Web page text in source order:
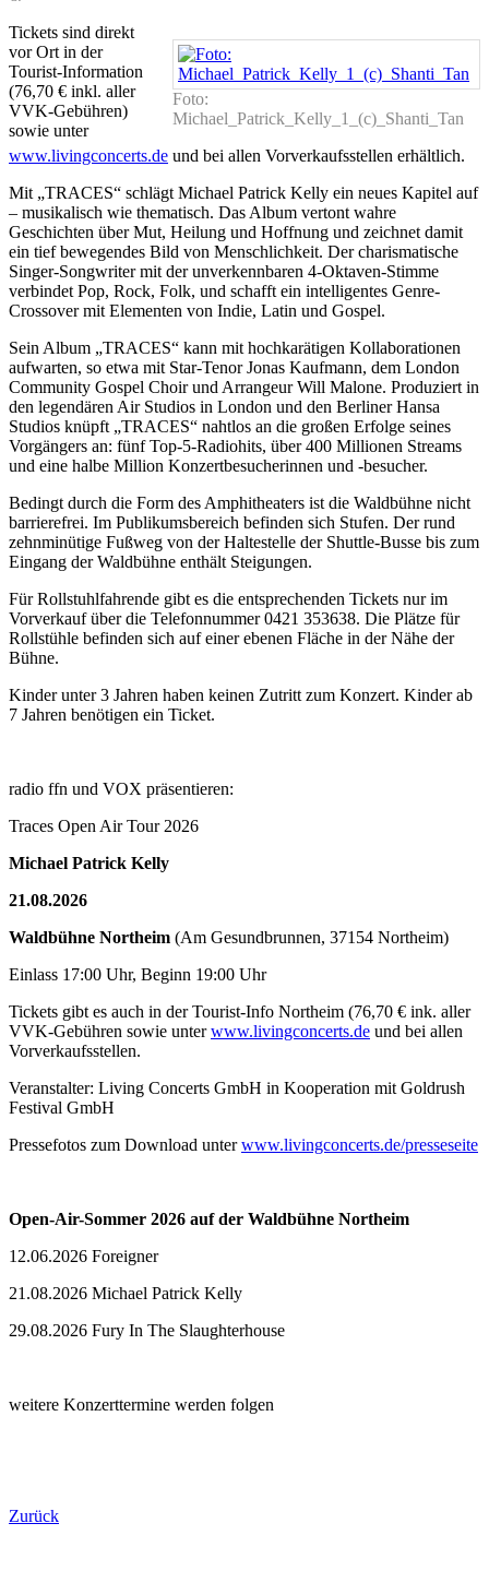
Foto:
Michael_Patrick_Kelly_1_(c)_Shanti_Tan
Tickets sind direkt
vor Ort in der
Tourist-Information
(76,70 € inkl. aller
VVK-Gebühren)
sowie unter
www.livingconcerts.de und bei allen Vorverkaufsstellen erhältlich.
Mit „TRACES“ schlägt Michael Patrick Kelly ein neues Kapitel auf
– musikalisch wie thematisch. Das Album vertont wahre
Geschichten über Mut, Heilung und Hoffnung und zeichnet damit
ein tief bewegendes Bild von Menschlichkeit. Der charismatische
Singer-Songwriter mit der unverkennbaren 4-Oktaven-Stimme
verbindet Pop, Rock, Folk, und schafft ein intelligentes Genre-
Crossover mit Elementen von Indie, Latin und Gospel.
Sein Album „TRACES“ kann mit hochkarätigen Kollaborationen
aufwarten, so etwa mit Star-Tenor Jonas Kaufmann, dem London
Community Gospel Choir und Arrangeur Will Malone. Produziert in
den legendären Air Studios in London und den Berliner Hansa
Studios knüpft „TRACES“ nahtlos an die großen Erfolge seines
Vorgängers an: fünf Top-5-Radiohits, über 400 Millionen Streams
und eine halbe Million Konzertbesucherinnen und -besucher.
Bedingt durch die Form des Amphitheaters ist die Waldbühne nicht
barrierefrei. Im Publikumsbereich befinden sich Stufen. Der rund
zehnminütige Fußweg von der Haltestelle der Shuttle-Busse bis zum
Eingang der Waldbühne enthält Steigungen.
Für Rollstuhlfahrende gibt es die entsprechenden Tickets nur im
Vorverkauf über die Telefonnummer 0421 353638. Die Plätze für
Rollstühle befinden sich auf einer ebenen Fläche in der Nähe der
Bühne.
Kinder unter 3 Jahren haben keinen Zutritt zum Konzert. Kinder ab
7 Jahren benötigen ein Ticket.
radio ffn und VOX präsentieren:
Traces Open Air Tour 2026
Michael Patrick Kelly
21.08.2026
Waldbühne Northeim (Am Gesundbrunnen, 37154 Northeim)
Einlass 17:00 Uhr, Beginn 19:00 Uhr
Tickets gibt es auch in der Tourist-Info Northeim (76,70 € ink. aller
VVK-Gebühren sowie unterwww.livingconcerts.de und bei allen
Vorverkaufsstellen.
Veranstalter: Living Concerts GmbH in Kooperation mit Goldrush
Festival GmbH
Pressefotos zum Download unterwww.livingconcerts.de/presseseite
Open-Air-Sommer 2026 auf der Waldbühne Northeim
12.06.2026 Foreigner
21.08.2026 Michael Patrick Kelly
29.08.2026 Fury In The Slaughterhouse
weitere Konzerttermine werden folgen
Zurück